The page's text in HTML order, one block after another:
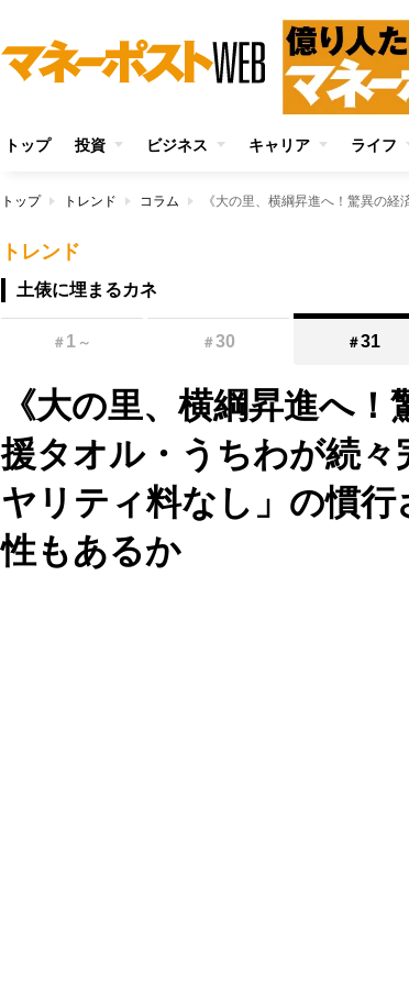
トップ 投資 ビジネス キャリア ライフ
トップ トレンド コラム
トレンド
土俵に埋まるカネ
＃ 1 ～ ＃30 ＃31
《大の里、横綱昇進へ
援タオル・うちわが続々
ヤリティ料なし」の慣
性もあるか